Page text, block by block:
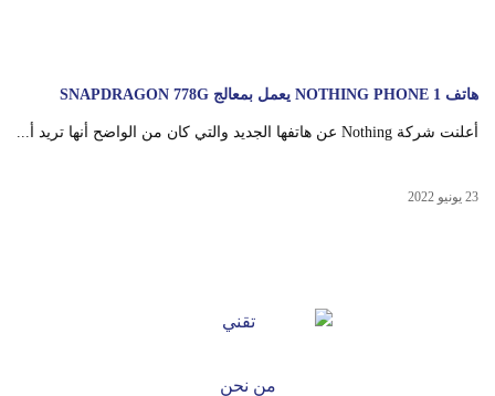
هاتف NOTHING PHONE 1 يعمل بمعالج SNAPDRAGON 778G
أعلنت شركة Nothing عن هاتفها الجديد والتي كان من الواضح أنها تريد أ...
23 يونيو 2022
من نحن